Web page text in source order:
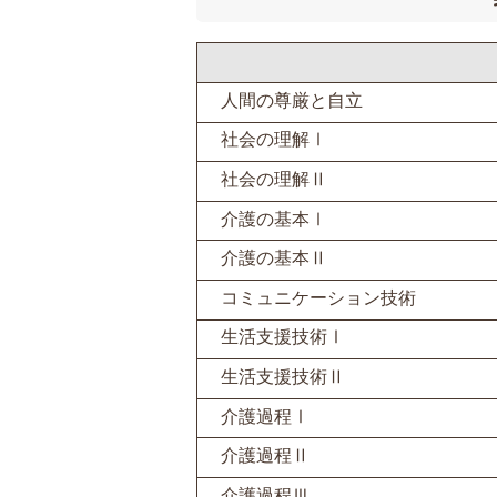
人間の尊厳と自立
社会の理解Ⅰ
社会の理解Ⅱ
介護の基本Ⅰ
介護の基本Ⅱ
コミュニケーション技術
生活支援技術Ⅰ
生活支援技術Ⅱ
介護過程Ⅰ
介護過程Ⅱ